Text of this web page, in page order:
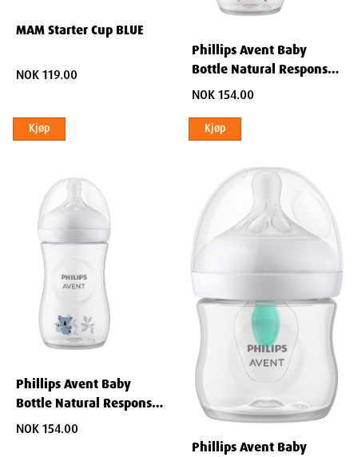
MAM Starter Cup BLUE
NOK 119.00
Kjøp
Phillips Avent Baby
Bottle Natural Response
Giraffe 260 ml
NOK 154.00
Kjøp
Phillips Avent Baby
Bottle Natural Response
Koala 260 ml
NOK 154.00
Phillips Avent Baby